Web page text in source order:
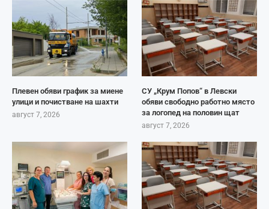
Плевен обяви график за миене
улици и почистване на шахти
август 7, 2026
СУ „Крум Попов“ в Левски
обяви свободно работно място
за логопед на половин щат
август 7, 2026